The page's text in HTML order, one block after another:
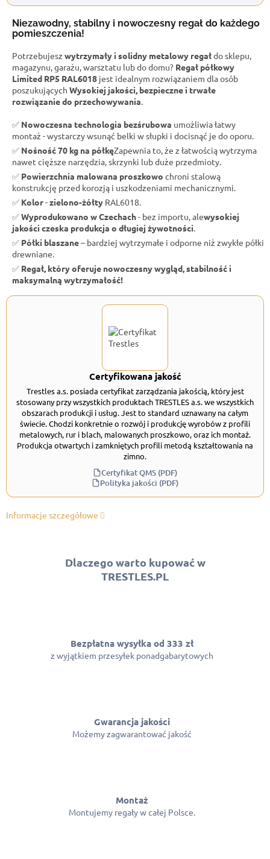
Niezawodny, stabilny i nowoczesny regał do każdego
pomieszczenia!
Potrzebujesz wytrzymały i solidny metalowy regałdo sklepu,
magazynu, garażu, warsztatu lub do domu? Regał półkowy
Limited RP5 RAL6018 jest idealnym rozwiązaniem dla osób
poszukujących Wysokiej jakości, bezpieczne i trwałe
rozwiązanie do przechowywania
✅ Nowoczesna technologia bezśrubowa umożliwia łatwy
montaż - wystarczy wsunąć belki w słupki i docisnąć je do oporu.
✅ Nośność 70 kg na półkęZapewnia to, że z łatwością wytrzyma
nawet cięższe narzędzia, skrzynki lub duże przedmioty.
✅ Powierzchnia malowana proszkowo chroni stalową
konstrukcję przed korozją i uszkodzeniami mechanicznymi.
✅ Kolor-zielono-żółty RAL6018.
✅Wyprodukowano w Czechach- bez importu, alewysokiej
jakości czeska produkcja o długiej żywotności
✅ Półki blaszane– bardziej wytrzymałe i odporne niż zwykłe półki
drewniane.
✅ Regał, który oferuje nowoczesny wygląd, stabilność i
maksymalną wytrzymałość!
Certyfikowana jakość
Trestles a.s. posiada certyfikat zarządzania jakością, który jest
stosowany przy wszystkich produktach TRESTLES a.s. we wszystkich
obszarach produkcji i usług. Jest to standard uznawany na całym
świecie. Chodzi konkretnie o rozwój i produkcję wyrobów z profili
metalowych, rur i blach, malowanych proszkowo, oraz ich montaż.
Produkcja otwartych i zamkniętych profili metodą kształtowania na
zimno.
Certyfikat QMS (PDF)
Polityka jakości (PDF)
Informacje szczegółowe
Dlaczego warto kupować w
TRESTLES.PL
Bezpłatna wysyłka od 333 zł
z wyjątkiem przesyłek ponadgabarytowych
Gwarancja jakości
Możemy zagwarantować jakość
Montaż
Montujemy regały w całej Polsce.